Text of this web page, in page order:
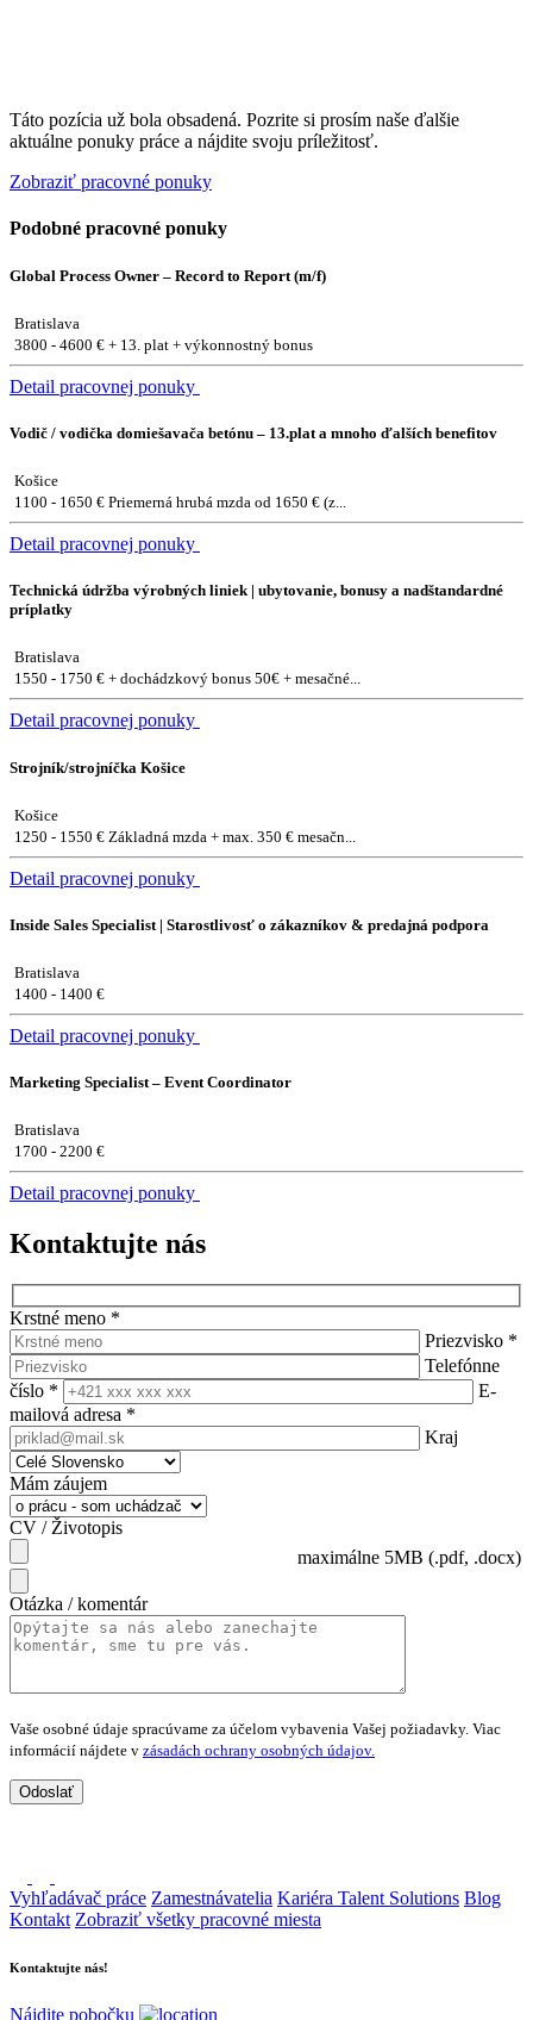
Táto pozícia už bola obsadená. Pozrite si prosím naše ďalšie
aktuálne ponuky práce a nájdite svoju príležitosť.
Zobraziť pracovné ponuky
Podobné pracovné ponuky
Global Process Owner – Record to Report (m/f)
Bratislava
3800 - 4600 € + 13. plat + výkonnostný bonus
Detail pracovnej ponuky
Vodič / vodička domiešavača betónu – 13.plat a mnoho ďalších benefitov
Košice
1100 - 1650 € Priemerná hrubá mzda od 1650 € (z...
Detail pracovnej ponuky
Technická údržba výrobných liniek | ubytovanie, bonusy a nadštandardné
príplatky
Bratislava
1550 - 1750 € + dochádzkový bonus 50€ + mesačné...
Detail pracovnej ponuky
Strojník/strojníčka Košice
Košice
1250 - 1550 € Základná mzda + max. 350 € mesačn...
Detail pracovnej ponuky
Inside Sales Specialist | Starostlivosť o zákazníkov & predajná podpora
Bratislava
1400 - 1400 €
Detail pracovnej ponuky
Marketing Specialist – Event Coordinator
Bratislava
1700 - 2200 €
Detail pracovnej ponuky
Kontaktujte nás
Krstné meno *
Priezvisko *
Telefónne
číslo *
E-
mailová adresa *
Kraj
Mám záujem
CV / Životopis
maximálne 5MB (.pdf, .docx)
Otázka / komentár
Vaše osobné údaje spracúvame za účelom vybavenia Vašej požiadavky. Viac
informácií nájdete v zásadách ochrany osobných údajov.
Vyhľadávač práce Zamestnávatelia Kariéra Talent Solutions Blog
Kontakt Zobraziť všetky pracovné miesta
Kontaktujte nás!
Nájdite pobočku